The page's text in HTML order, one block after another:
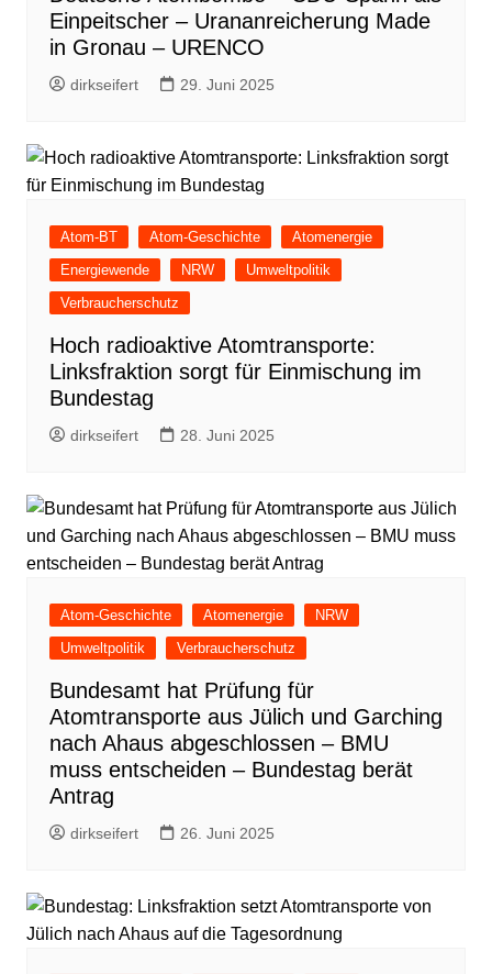
Einpeitscher – Urananreicherung Made
in Gronau – URENCO
dirkseifert 29. Juni 2025
Atom-BT Atom-Geschichte
Atomenergie
Energiewende
NRW
Umweltpolitik
Verbraucherschutz
Hoch radioaktive Atomtransporte:
Linksfraktion sorgt für Einmischung im
Bundestag
dirkseifert 28. Juni 2025
Atom-Geschichte Atomenergie
NRW
Umweltpolitik
Verbraucherschutz
Bundesamt hat Prüfung für
Atomtransporte aus Jülich und Garching
nach Ahaus abgeschlossen – BMU
muss entscheiden – Bundestag berät
Antrag
dirkseifert 26. Juni 2025